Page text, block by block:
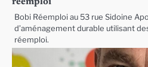
réemploi
Bobi Réemploi au 53 rue Sidoine
d’aménagement durable utilisant
réemploi.